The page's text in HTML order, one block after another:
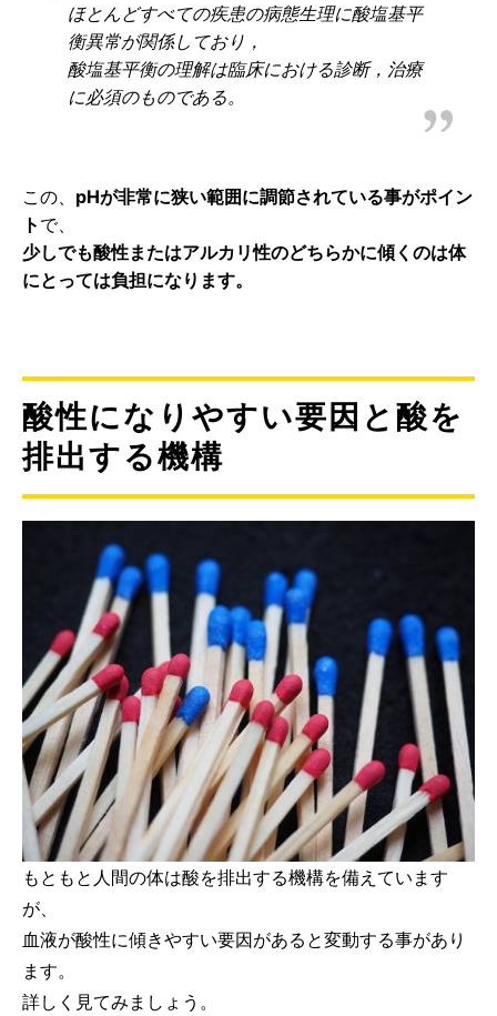
ほとんどすべての疾患の病態生理に酸塩基平
衡異常が関係しており，
酸塩基平衡の理解は臨床における診断，治療
に必須のものである。
この、 pHが非常に狭い範囲に調節されている事がポイン
ト で、
少しでも酸性またはアルカリ性のどちらかに傾くのは体
にとっては負担になります。
酸性になりやすい要因と酸を
排出する機構
もともと人間の体は酸を排出する機構を備えています
が、
血液が酸性に傾きやすい要因があると変動する事があり
ます。
詳しく見てみましょう。